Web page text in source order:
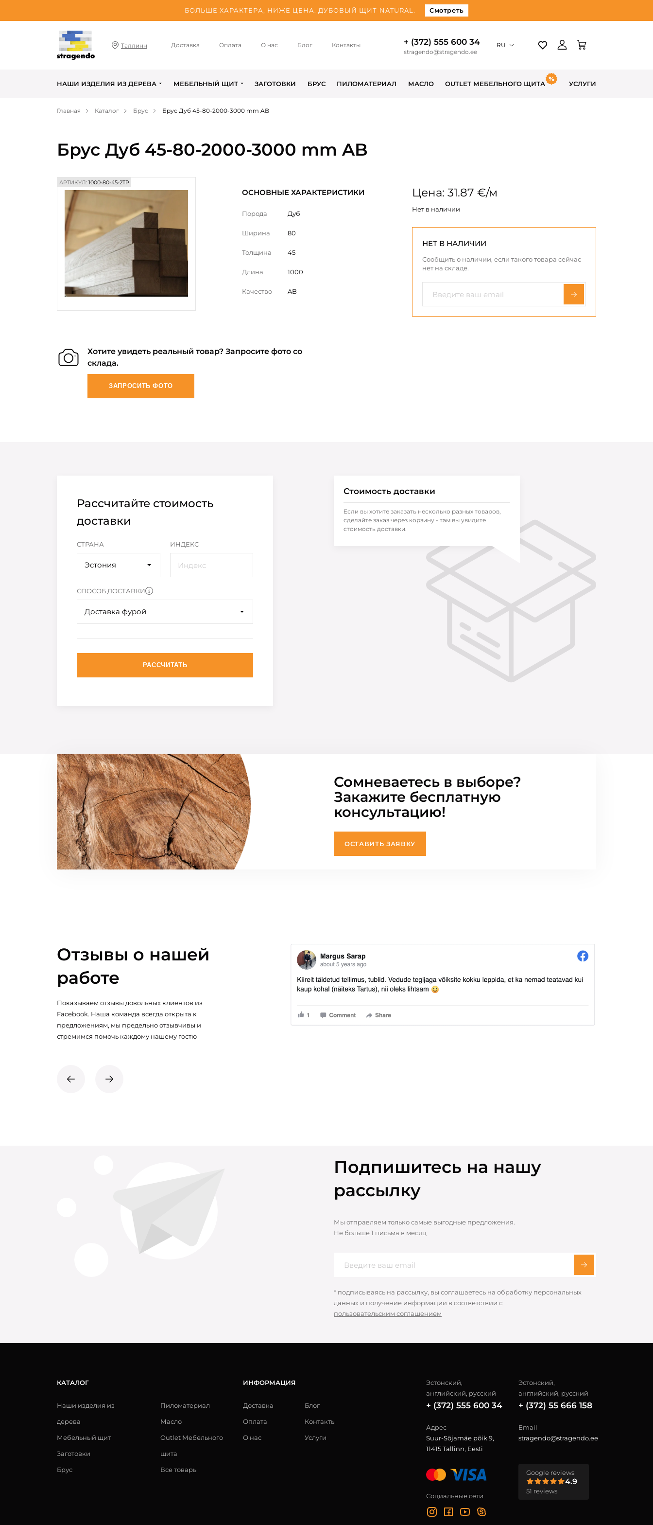
БОЛЬШЕ ХАРАКТЕРА, НИЖЕ ЦЕНА. ДУБОВЫЙ ЩИТ NATURAL. Смотреть
Таллинн Доставка Оплата О нас Блог Контакты + (372) 555 600 34
stragendo@stragendo.ee
RU
НАШИ ИЗДЕЛИЯ ИЗ ДЕРЕВА МЕБЕЛЬНЫЙ ЩИТ ЗАГОТОВКИ БРУС ПИЛОМАТЕРИАЛ МАСЛО OUTLET МЕБЕЛЬНОГО ЩИТА УСЛУГИ
Главная Каталог Брус Брус Дуб 45-80-2000-3000 mm AB
Брус Дуб 45-80-2000-3000 mm AB
АРТИКУЛ: 1000-80-45-2TP
ОСНОВНЫЕ ХАРАКТЕРИСТИКИ
Порода Дуб
Ширина 80
Толщина 45
Длина 1000
Качество AB
Цена: 31.87 €/м
Нет в наличии
НЕТ В НАЛИЧИИ
Сообщить о наличии, если такого товара сейчас
нет на складе.
Хотите увидеть реальный товар? Запросите фото со
склада.
ЗАПРОСИТЬ ФОТО
Рассчитайте стоимость
доставки
СТРАНА
Эстония
ИНДЕКС
СПОСОБ ДОСТАВКИ
Доставка фурой
РАССЧИТАТЬ
Стоимость доставки
Если вы хотите заказать несколько разных товаров,
сделайте заказ через корзину - там вы увидите
стоимость доставки.
Сомневаетесь в выборе?
Закажите бесплатную
консультацию!
ОСТАВИТЬ ЗАЯВКУ
Отзывы о нашей
работе
Показываем отзывы довольных клиентов из
Facebook. Наша команда всегда открыта к
предложениям, мы предельно отзывчивы и
стремимся помочь каждому нашему гостю
Подпишитесь на нашу
рассылку
Мы отправляем только самые выгодные предложения.
Не больше 1 письма в месяц
* подписываясь на рассылку, вы соглашаетесь на обработку персональных
данных и получение информации в соответствии с
пользовательским соглашением
КАТАЛОГ
Наши изделия из
дерева
Мебельный щит
Заготовки
Брус
Пиломатериал
Масло
Outlet Мебельного
щита
Все товары
ИНФОРМАЦИЯ
Доставка
Оплата
О нас
Блог
Контакты
Услуги
Эстонский,
английский, русский
+ (372) 555 600 34
Эстонский,
английский, русский
+ (372) 55 666 158
Адрес
Suur-Sõjamäe põik 9,
11415 Tallinn, Eesti
Email
stragendo@stragendo.ee
Социальные сети
Google reviews
4.9
51 reviews